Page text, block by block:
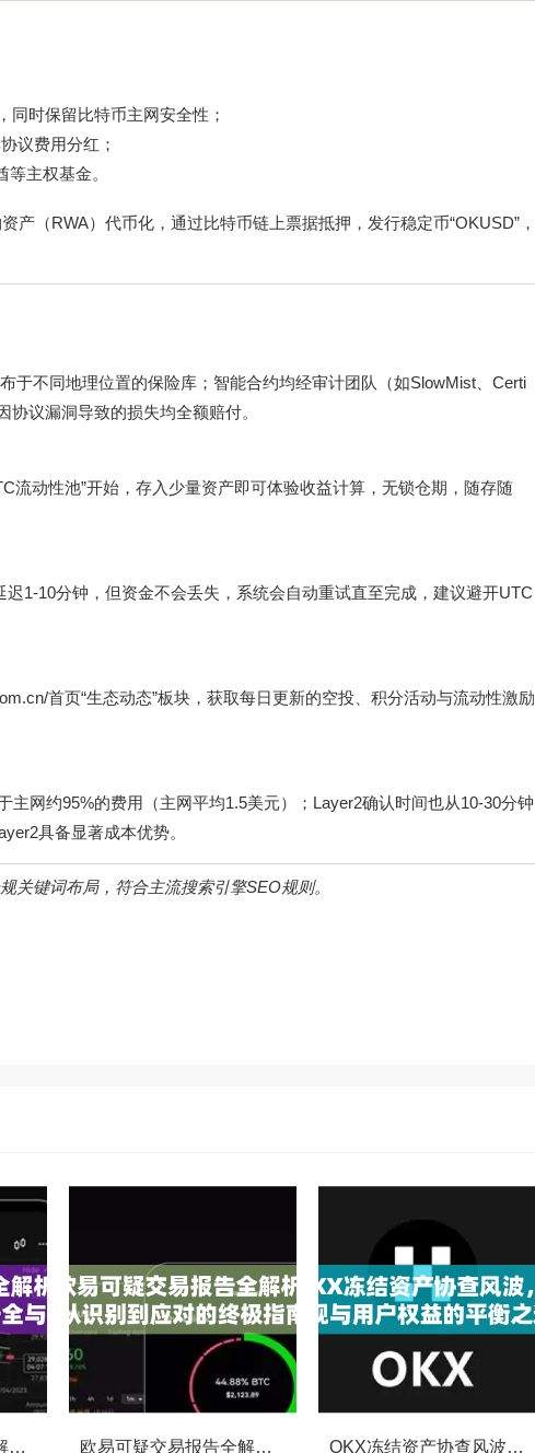
同时保留比特币主网安全性；
议费用分红；
主权基金。
（RWA）代币化，通过比特币链上票据抵押，发行稳定币“OKUSD”，
于不同地理位置的保险库；智能合约均经审计团队（如SlowMist、Certi
协议漏洞导致的损失均全额赔付。
流动性池”开始，存入少量资产即可体验收益计算，无锁仓期，随存随
1-10分钟，但资金不会丢失，系统会自动重试直至完成，建议避开UTC
首页“生态动态”板块，获取每日更新的空投、积分活动与流动性激励
网约95%的费用（主网平均1.5美元）；Layer2确认时间也从10-30分钟
具备显著成本优势。
关键词布局，符合主流搜索引擎SEO规则。
OKX交易监控规则全解析，如何保障数字资产安全与合规交易 欧易可疑交易报告全解析，从识别到应对的终极指南 OKX冻结资产协查风波，合规与用户权益的平衡之道